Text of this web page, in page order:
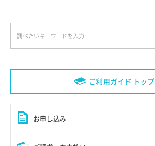
ご利用ガイド トップ
お申し込み